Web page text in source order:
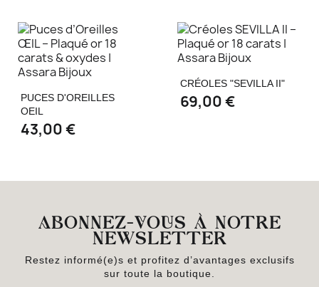
PUCES D'OREILLES
OEIL
43,00 €
CRÉOLES "SEVILLA II"
69,00 €
ABONNEZ-VOUS À NOTRE
NEWSLETTER
Restez informé(e)s et profitez d’avantages exclusifs
sur toute la boutique.